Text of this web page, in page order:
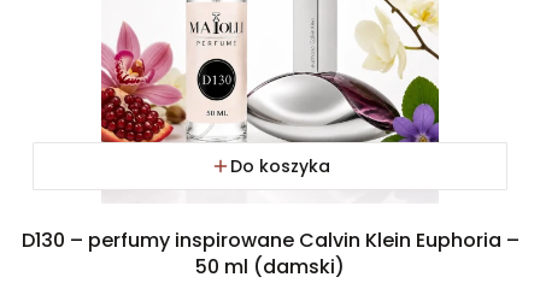
Do koszyka
D130 – perfumy inspirowane Calvin Klein Euphoria –
50 ml (damski)